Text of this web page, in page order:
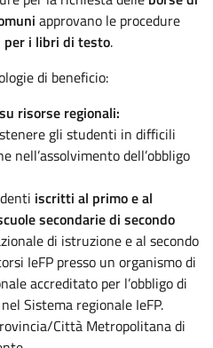
approvano le procedure
i libri di testo.
di beneficio:
risorse regionali:
gli studenti in difficili
nell’assolvimento dell’obbligo
iscritti al primo e al
secondarie di secondo
di istruzione e al secondo
IeFP presso un organismo di
accreditato per l’obbligo di
Sistema regionale IeFP.
Città Metropolitana di